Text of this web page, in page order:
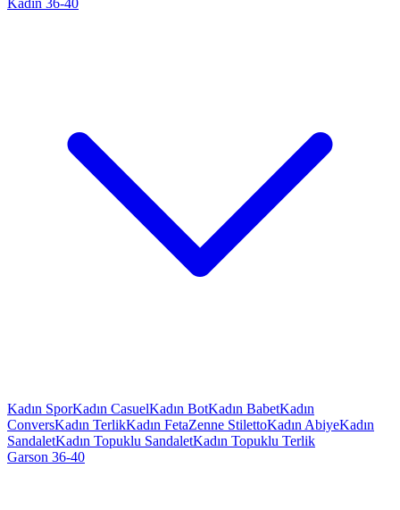
Kadın SporKadın CasuelKadın BotKadın BabetKadın
ConversKadın TerlikKadın FetaZenne StilettoKadın AbiyeKadın
SandaletKadın Topuklu SandaletKadın Topuklu Terlik
Garson 36-40